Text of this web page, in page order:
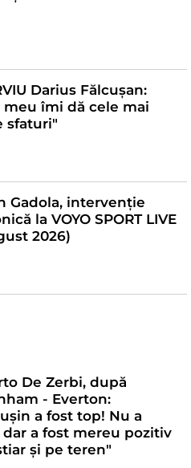
Darius Fălcușan:
meu îmi dă cele mai
sfaturi"
Gadola, intervenție
la VOYO SPORT LIVE
2026)
De Zerbi, după
- Everton:
a fost top! Nu a
dar a fost mereu pozitiv
și pe teren"